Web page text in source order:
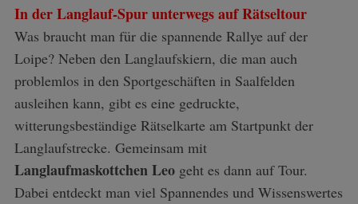
In der Langlauf-Spur unterwegs auf Rätseltour
Was braucht man für die spannende Rallye auf der
Loipe? Neben den Langlaufskiern, die man auch
problemlos in den Sportgeschäften in Saalfelden
ausleihen kann, gibt es eine gedruckte,
witterungsbeständige Rätselkarte am Startpunkt der
Langlaufstrecke. Gemeinsam mit
Langlaufmaskottchen Leogeht es dann auf Tour.
Dabei entdeckt man viel Spannendes und Wissenswertes